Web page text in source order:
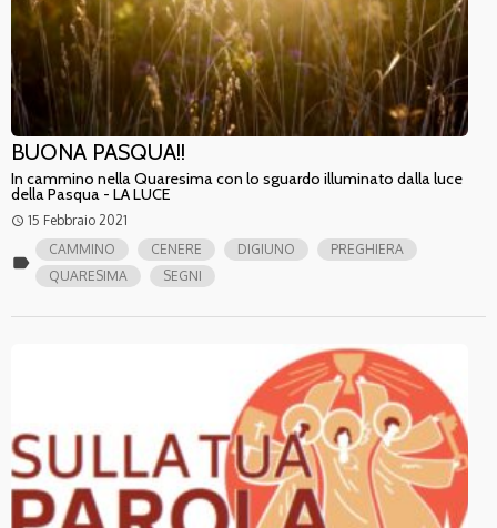
BUONA PASQUA!!
In cammino nella Quaresima con lo sguardo illuminato dalla luce
della Pasqua - LA LUCE
access_time 15 Febbraio 2021
label
CAMMINO CENERE DIGIUNO
PREGHIERA
QUARESIMA
SEGNI